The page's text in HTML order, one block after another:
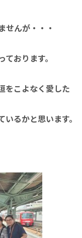
せんが・・・
おります。
をこよなく愛した
るかと思います。